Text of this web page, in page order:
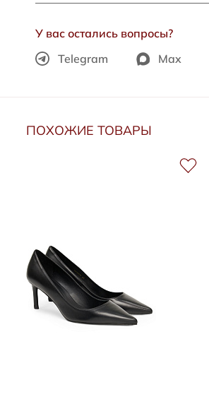
У вас остались вопросы?
Telegram
Max
ПОХОЖИЕ ТОВАРЫ